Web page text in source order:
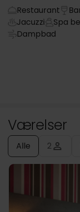
Restaurant
Jacuzzi
Spa
Dampbad
Værelser
Alle 2